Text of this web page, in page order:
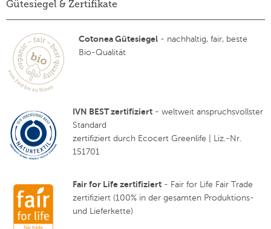
Gütesiegel & Zertifikate
Cotonea Gütesiegel - nachhaltig, fair, beste
Bio-Qualität
IVN BEST zertifiziert - weltweit anspruchsvollster
Standard
zertifiziert durch Ecocert Greenlife | Liz.-Nr.
151701
Fair for Life zertifiziert - Fair for Life Fair Trade
zertifiziert (100% in der gesamten Produktions-
und Lieferkette)